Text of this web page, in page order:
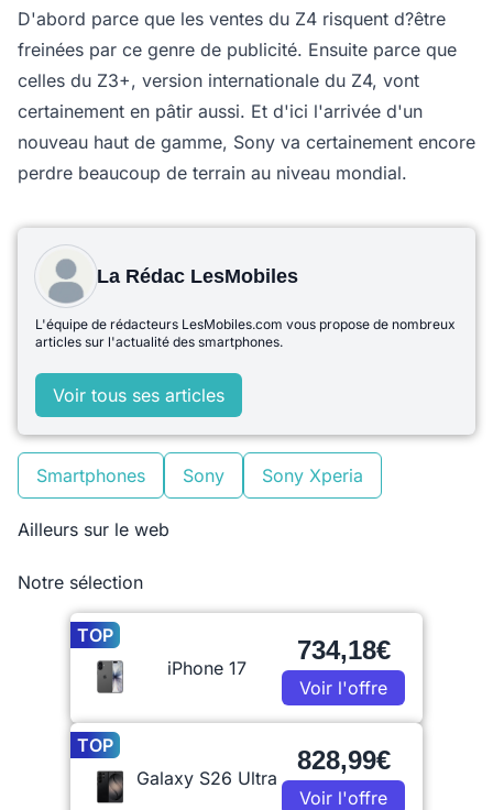
D'abord parce que les ventes du Z4 risquent d?être
freinées par ce genre de publicité. Ensuite parce que
celles du Z3+, version internationale du Z4, vont
certainement en pâtir aussi. Et d'ici l'arrivée d'un
nouveau haut de gamme, Sony va certainement encore
perdre beaucoup de terrain au niveau mondial.
La Rédac LesMobiles
L'équipe de rédacteurs LesMobiles.com vous propose de nombreux
articles sur l'actualité des smartphones.
Voir tous ses articles
Smartphones Sony Sony Xperia
Ailleurs sur le web
Notre sélection
TOP
iPhone 17
734,18€
Voir l'offre
TOP
Galaxy S26 Ultra
828,99€
Voir l'offre